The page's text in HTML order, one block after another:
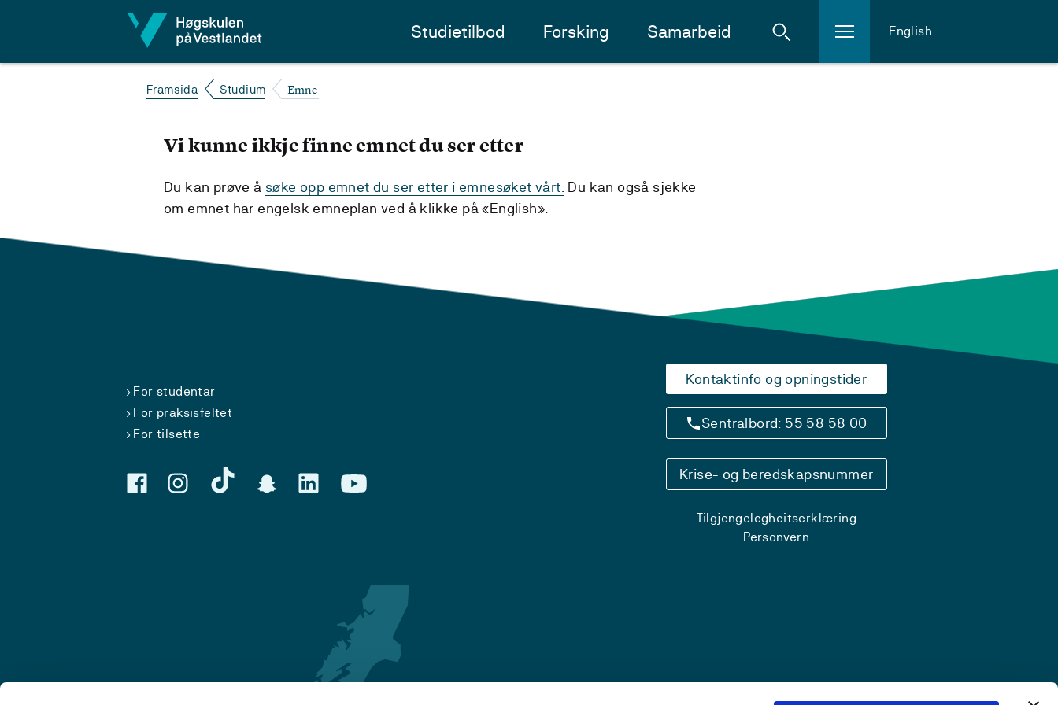
Studietilbod Forsking Samarbeid English
Framsida Studium Emne
Vi kunne ikkje finne emnet du ser etter
Du kan prøve å søke opp emnet du ser etter i emnesøket vårt. Du kan også sjekke
om emnet har engelsk emneplan ved å klikke på «English».
For studentar
For praksisfeltet
For tilsette
Kontaktinfo og opningstider
Sentralbord: 55 58 58 00
Krise- og beredskapsnummer
Tilgjengelegheitserklæring
Personvern